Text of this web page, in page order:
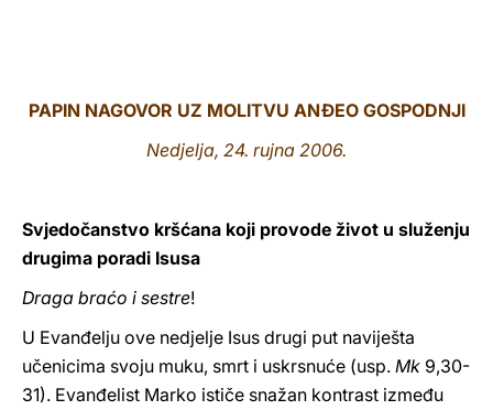
PAPIN NAGOVOR UZ MOLITVU ANĐEO GOSPODNJI
Nedjelja, 24. rujna 2006.
Svjedočanstvo kršćana koji provode život u služenju
drugima poradi Isusa
Draga braćo i sestre!
U Evanđelju ove nedjelje Isus drugi put naviješta
učenicima svoju muku, smrt i uskrsnuće (usp. Mk 9,30-
31). Evanđelist Marko ističe snažan kontrast između